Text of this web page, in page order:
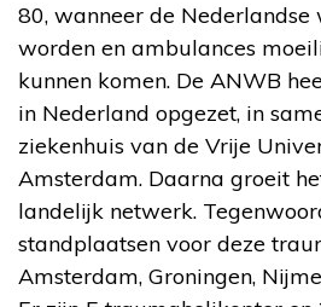
80, wanneer de
worden en ambulances
kunnen komen. De ANWB
in Nederland opgezet, in
ziekenhuis van de Vrije
Amsterdam. Daarna groeit
landelijk netwerk.
standplaatsen voor deze
Amsterdam, Groningen,